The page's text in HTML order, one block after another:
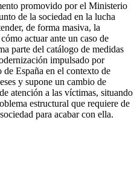
promovido por el Ministerio
de la sociedad en la lucha
de forma masiva, la
actuar ante un caso de
parte del catálogo de medidas
impulsado por
España en el contexto de
y supone un cambio de
atención a las víctimas, situando
estructural que requiere de
para acabar con ella.